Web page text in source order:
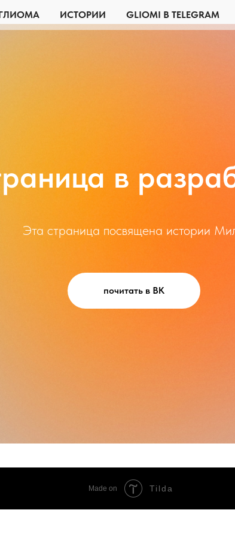
ИСТОРИИ GLIOMI В TELEGRAM
в
Эта страница посвящена истории
почитать в ВК
Made on Tilda